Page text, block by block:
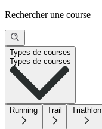
Rechercher une course
Types de courses
Types de courses
Running Trail Triathlon